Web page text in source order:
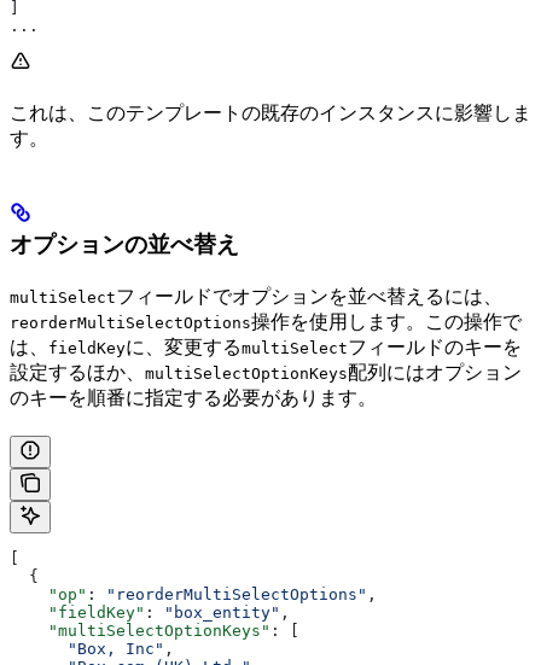
...
これは、このテンプレートの既存のインスタンスに影響しま
す。
オプションの並べ替え
multiSelectフィールドでオプションを並べ替えるには、
reorderMultiSelectOptions操作を使用します。この操作で
は、
fieldKeyに、変更するmultiSelectフィールドのキーを
設定するほか、 multiSelectOptionKeys配列にはオプション
のキーを順番に指定する必要があります。
[
  {
    "op"
: "reorderMultiSelectOptions" ,
    "fieldKey"
: "box_entity" ,
    "multiSelectOptionKeys"
: [
      "Box, Inc"
,